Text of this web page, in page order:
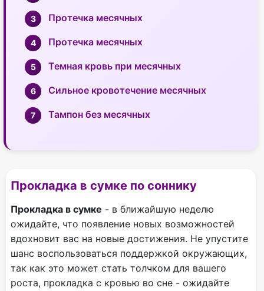
Протечка месячных
Протечка месячных
Темная кровь при месячных
Сильное кровотечение месячных
Тампон без месячных
Прокладка в сумке по соннику
Прокладка в сумке - в ближайшую неделю
ожидайте, что появление новых возможностей
вдохновит вас на новые достижения. Не упустите
шанс воспользоваться поддержкой окружающих,
так как это может стать толчком для вашего
роста, прокладка с кровью во сне - ожидайте